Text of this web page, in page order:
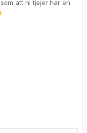
att ni tjejer har en